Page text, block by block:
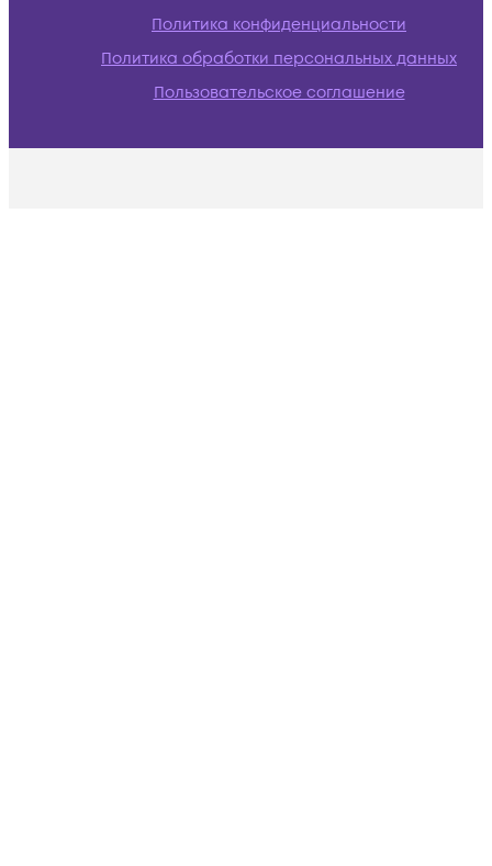
Политика конфиденциальности
Политика обработки персональных данных
Пользовательское соглашение